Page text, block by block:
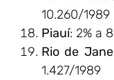
10.260/1989
Piauí: 2% a
Rio de
1.427/1989